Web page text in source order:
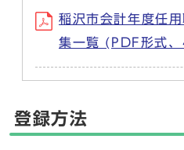
稲沢市会計年度任
集一覧 (PDF形式
登録方法